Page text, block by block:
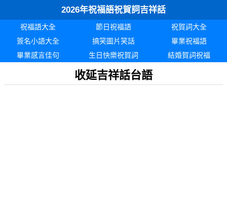
2026年祝福語祝賀詞吉祥話
祝福語大全 節日祝福語
祝賀詞大全
簽名小語大全
搞笑圖片笑話
畢業祝福語
畢業感言佳句
生日快樂祝賀詞 結婚賀詞祝福
收延吉祥話台語